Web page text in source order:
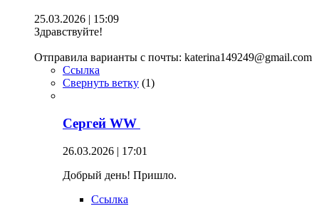
25.03.2026 | 15:09
Здравствуйте!
Отправила варианты с почты: katerina149249@gmail.com
Ссылка
Свернуть ветку (1)
Сергей WW
26.03.2026 | 17:01
Добрый день! Пришло.
Ссылка